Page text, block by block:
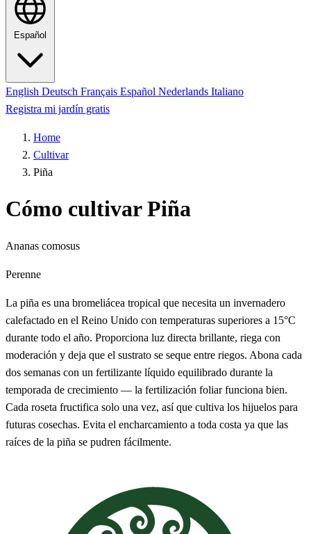
Español
English Deutsch Français Español Nederlands Italiano
Registra mi jardín gratis
Home
Cultivar
Piña
Cómo cultivar Piña
Ananas comosus
Perenne
La piña es una bromeliácea tropical que necesita un invernadero
calefactado en el Reino Unido con temperaturas superiores a 15°C
durante todo el año. Proporciona luz directa brillante, riega con
moderación y deja que el sustrato se seque entre riegos. Abona cada
dos semanas con un fertilizante líquido equilibrado durante la
temporada de crecimiento — la fertilización foliar funciona bien.
Cada roseta fructifica solo una vez, así que cultiva los hijuelos para
futuras cosechas. Evita el encharcamiento a toda costa ya que las
raíces de la piña se pudren fácilmente.